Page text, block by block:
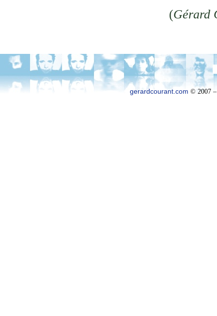
(Gérard
gerardcourant.com © 2007